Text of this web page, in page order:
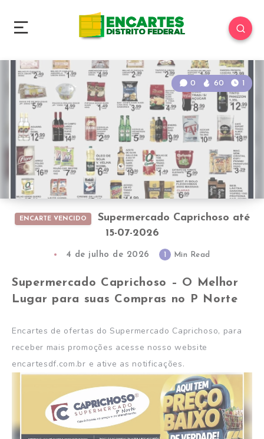
0 60 1
ENCARTE VENCIDO
Supermercado Caprichoso até
15-07-2026
4 de julho de 2026 1 Min Read
Supermercado Caprichoso – O Melhor
Lugar para suas Compras no P Norte
Encartes de ofertas do Supermercado Caprichoso, para
receber mais promoções acesse nosso website
encartesdf.com.br e ative as notificações.